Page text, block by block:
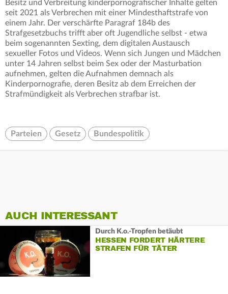
Besitz und Verbreitung kinderpornografischer Inhalte gelten
seit 2021 als Verbrechen mit einer Mindesthaftstrafe von
einem Jahr. Der verschärfte Paragraf 184b des
Strafgesetzbuchs trifft aber oft Jugendliche selbst - etwa
beim sogenannten Sexting, dem digitalen Austausch
sexueller Fotos und Videos. Wenn sich Jungen und Mädchen
unter 14 Jahren selbst beim Sex oder der Masturbation
aufnehmen, gelten die Aufnahmen demnach als
Kinderpornografie, deren Besitz ab dem Erreichen der
Strafmündigkeit als Verbrechen strafbar ist.
Parteien Gesetz Bundespolitik
AUCH INTERESSANT
Durch K.o.-Tropfen betäubt
HESSEN FORDERT HÄRTERE
STRAFEN FÜR TÄTER